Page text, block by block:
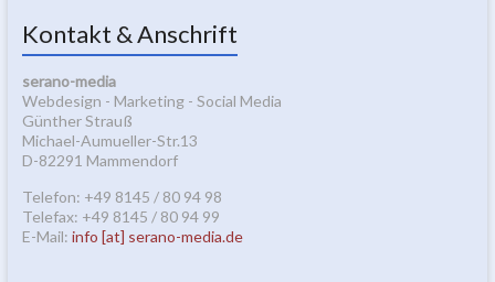
Kontakt & Anschrift
serano-media
Webdesign - Marketing - Social Media
Günther Strauß
Michael-Aumueller-Str.13
D-82291 Mammendorf
Telefon: +49 8145 / 80 94 98
Telefax: +49 8145 / 80 94 99
E-Mail: info [at] serano-media.de